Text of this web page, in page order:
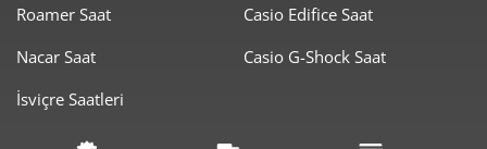
Roamer Saat
Nacar Saat
İsviçre Saatleri
Casio Edifice Saat
Casio G-Shock Saat